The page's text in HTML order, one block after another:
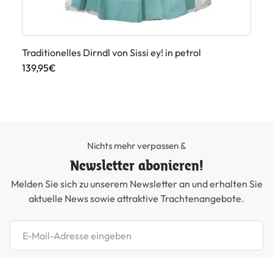
Traditionelles Dirndl von Sissi ey! in petrol
139,95€
Nichts mehr verpassen &
Newsletter abonieren!
Melden Sie sich zu unserem Newsletter an und erhalten Sie
aktuelle News sowie attraktive Trachtenangebote.
Newsletter abonnieren